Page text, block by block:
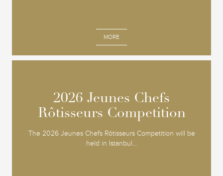
MORE
2026 Jeunes Chefs
Rôtisseurs Competition
The 2026 Jeunes Chefs Rôtisseurs Competition will be
held in Istanbul...
2026 Jeunes Chefs
Rôtisseurs Competition